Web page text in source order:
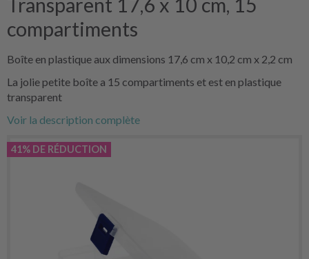
compartiments
Boîte en plastique aux dimensions 17,6 cm x 10,2 cm x 2,2 cm
La jolie petite boîte a 15 compartiments et est en plastique
transparent
Voir la description complète
41% DE RÉDUCTION